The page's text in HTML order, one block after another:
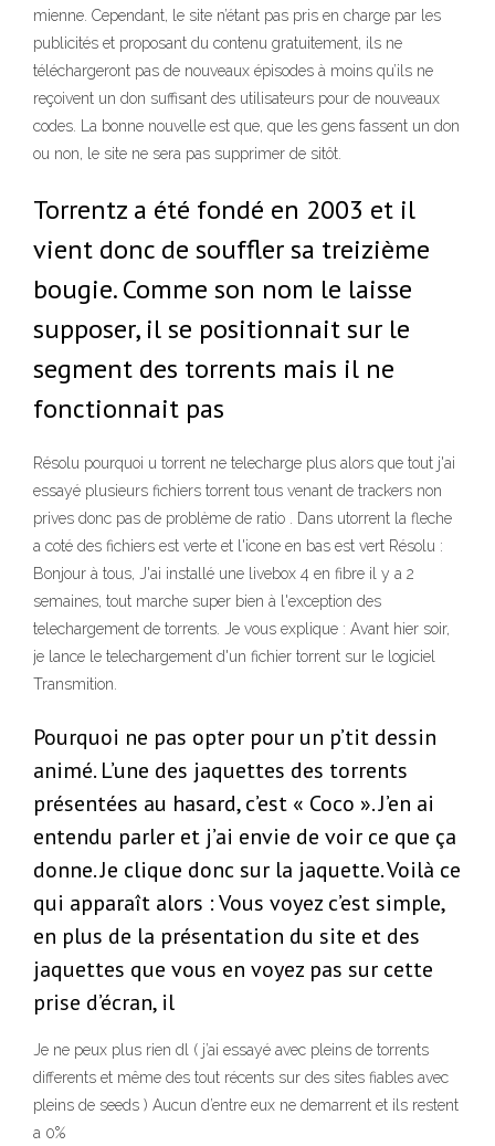
mienne. Cependant, le site n’étant pas pris en charge par les
publicités et proposant du contenu gratuitement, ils ne
téléchargeront pas de nouveaux épisodes à moins qu’ils ne
reçoivent un don suffisant des utilisateurs pour de nouveaux
codes. La bonne nouvelle est que, que les gens fassent un don
ou non, le site ne sera pas supprimer de sitôt.
Torrentz a été fondé en 2003 et il
vient donc de souffler sa treizième
bougie. Comme son nom le laisse
supposer, il se positionnait sur le
segment des torrents mais il ne
fonctionnait pas
Résolu pourquoi u torrent ne telecharge plus alors que tout j'ai
essayé plusieurs fichiers torrent tous venant de trackers non
prives donc pas de problème de ratio . Dans utorrent la fleche
a coté des fichiers est verte et l'icone en bas est vert Résolu :
Bonjour à tous, J'ai installé une livebox 4 en fibre il y a 2
semaines, tout marche super bien à l'exception des
telechargement de torrents. Je vous explique : Avant hier soir,
je lance le telechargement d'un fichier torrent sur le logiciel
Transmition.
Pourquoi ne pas opter pour un p’tit dessin
animé. L’une des jaquettes des torrents
présentées au hasard, c’est « Coco ». J’en ai
entendu parler et j’ai envie de voir ce que ça
donne. Je clique donc sur la jaquette. Voilà ce
qui apparaît alors : Vous voyez c’est simple,
en plus de la présentation du site et des
jaquettes que vous en voyez pas sur cette
prise d’écran, il
Je ne peux plus rien dl ( j’ai essayé avec pleins de torrents
differents et même des tout récents sur des sites fiables avec
pleins de seeds ) Aucun d’entre eux ne demarrent et ils restent
a 0%